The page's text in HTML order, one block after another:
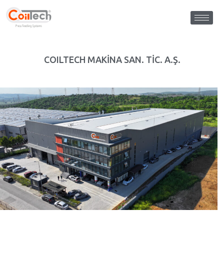
COILTECH MAKİNA SAN. TİC. A.Ş.